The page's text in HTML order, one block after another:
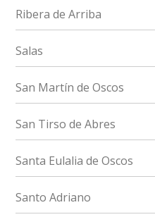
Ribera de Arriba
Salas
San Martín de Oscos
San Tirso de Abres
Santa Eulalia de Oscos
Santo Adriano